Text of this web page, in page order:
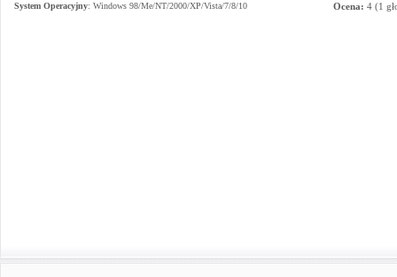
System Operacyjny: Windows 98/Me/NT/2000/XP/Vista/7/8/10 Ocena: 4 (1